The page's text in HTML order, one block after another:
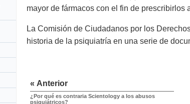
mayor de fármacos con el fin de prescribirlos
La Comisión de Ciudadanos por los
historia de la psiquiatría en una serie de
« Anterior
¿Por qué es contraria Scientology a los abusos
psiquiátricos?